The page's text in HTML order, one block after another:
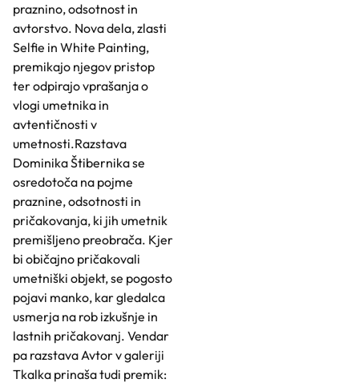
praznino, odsotnost in
avtorstvo. Nova dela, zlasti
Selfie in White Painting,
premikajo njegov pristop
ter odpirajo vprašanja o
vlogi umetnika in
avtentičnosti v
umetnosti.Razstava
Dominika Štibernika se
osredotoča na pojme
praznine, odsotnosti in
pričakovanja, ki jih umetnik
premišljeno preobrača. Kjer
bi običajno pričakovali
umetniški objekt, se pogosto
pojavi manko, kar gledalca
usmerja na rob izkušnje in
lastnih pričakovanj. Vendar
pa razstava Avtor v galeriji
Tkalka prinaša tudi premik: